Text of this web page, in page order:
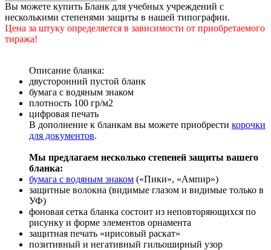
Вы можете купить Бланк для учебных учреждений с
несколькими степенями защиты в нашей типографии.
Цена за штуку определяется в зависимости от приобретаемого
тиража!
Описание бланка:
двусторонний пустой бланк
бумага с водяным знаком
плотность 100 гр/м2
цифровая печать
В дополнение к бланкам вы можете приобрести корочки
для документов.
Мы предлагаем несколько степеней защиты вашего
бланка:
бумага с водяным знаком («Пики», «Ампир»)
защитные волокна (видимые глазом и видимые только в
УФ)
фоновая сетка бланка состоит из неповторяющихся по
рисунку и форме элементов орнамента
защитная печать «ирисовый раскат»
позитивный и негативный гильоширный узор